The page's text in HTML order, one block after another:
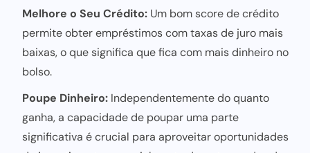
Melhore o Seu Crédito: Um bom score de crédito
permite obter empréstimos com taxas de juro mais
baixas, o que significa que fica com mais dinheiro no
bolso.
Poupe Dinheiro: Independentemente do quanto
ganha, a capacidade de poupar uma parte
significativa é crucial para aproveitar oportunidades